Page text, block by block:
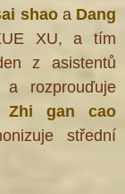
shaoa Dang
XU, a tím
z asistentů
rozprouďuje
Zhi gan cao
střední